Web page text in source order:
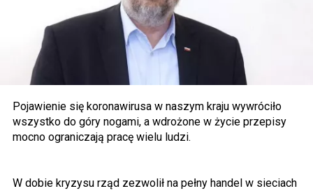
Pojawienie się koronawirusa w naszym kraju wywróciło
wszystko do góry nogami, a wdrożone w życie przepisy
mocno ograniczają pracę wielu ludzi.
W dobie kryzysu rząd zezwolił na pełny handel w sieciach